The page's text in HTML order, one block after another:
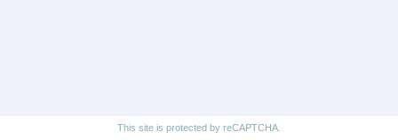
This site is protected by reCAPTCHA.